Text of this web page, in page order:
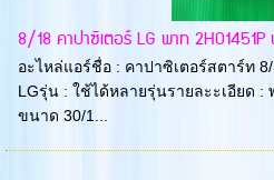
8/18 คาปาซิเตอร์ LG พาท 2H01451P
อะไหล่แอร์ชื่อ : คาปาซิเตอร์สตาร์ท
LGรุ่น : ใช้ได้หลายรุ่นรายละะเอียด :
ขนาด 30/1...